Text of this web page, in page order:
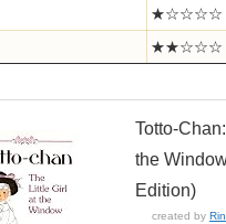
★☆☆☆☆
★★☆☆☆
Totto-
the
Edition)
created by